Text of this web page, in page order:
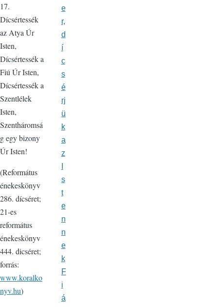
17.
Dícsértessék
az Atya Úr
Isten,
Dícsértessék a
Fiú Úr Isten,
Dícsértessék a
Szentlélek
Isten,
Szentháromsá
g egy bizony
Úr Isten!
(Református
énekeskönyv
286. dícséret;
21-es
református
énekeskönyv
444. dicséret;
forrás:
www.koralko
nyv.hu)
e
r,
d
í
c
s
é
rj
ü
k
a
z
s
t
e
n
n
e
k
F
i
á